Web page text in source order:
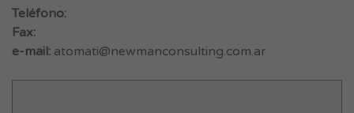
Teléfono:
Fax:
e-mail: atomati@newmanconsulting.com.ar